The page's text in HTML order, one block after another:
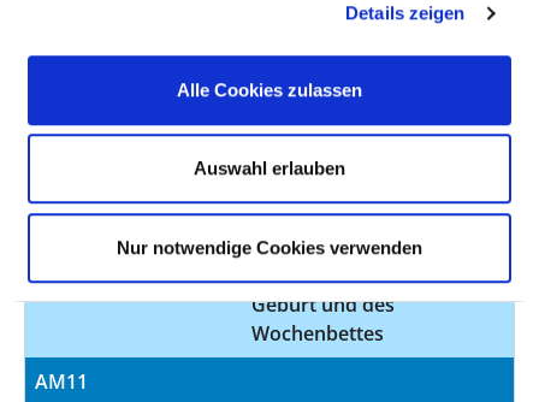
Details zeigen
Alle Cookies zulassen
Auswahl erlauben
Nur notwendige Cookies verwenden
Spezialsprechstunde -
Betreuung von
Risikoschwangerschaften
Pränataldiagnostik und -
Diagnostik und Therapie
von Krankheiten während
der Schwangerschaft, der
Geburt und des
Wochenbettes
AM11